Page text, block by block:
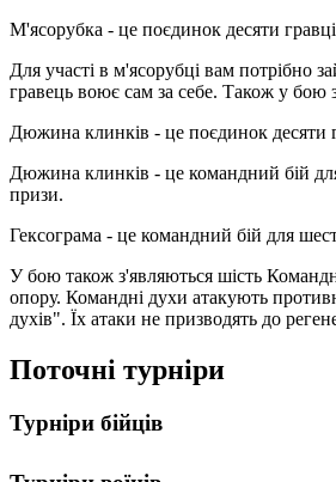
М'ясорубка - це поєдинок десяти
Для участі в м'ясорубці вам потрібно
гравець воює сам за себе. Також у бою
Дюжина клинків - це поєдинок десяти
Дюжина клинків - це командний бій
призи.
Гексограма - це командний бій для
У бою також з'являються шість
опору. Командні духи атакують
духів". Їх атаки не призводять до
Поточні турніри
Турніри бійців